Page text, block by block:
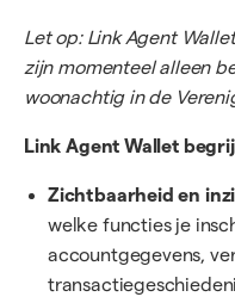
Let op: Link Agent
zijn momenteel alleen
woonachtig in de
Link Agent Wallet
Zichtbaarheid en
welke functies je
accountgegevens,